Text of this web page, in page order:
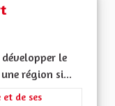
le
région si...
de ses